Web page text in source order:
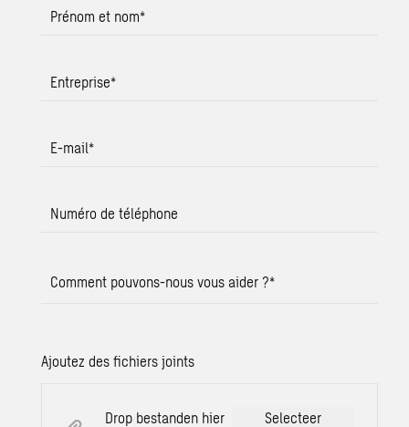
Prénom et nom*
Entreprise*
E-mail*
Numéro de téléphone
Comment pouvons-nous vous aider ?*
Ajoutez des fichiers joints
Drop bestanden hier
Selecteer